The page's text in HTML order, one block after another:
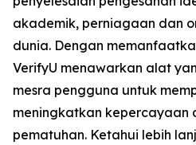
akademik, perniagaan dan
dunia. Dengan
VerifyU menawarkan alat
mesra pengguna untuk
meningkatkan kepercayaan
pematuhan. Ketahui lebih